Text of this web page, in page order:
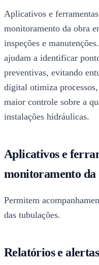
Aplicativos e
monitoramento da obra
inspeções e
ajudam a identificar
preventivas, evitando
digital otimiza
maior controle sobre a
instalações hidráulicas.
Aplicativos e
monitoramento da
Permitem
das tubulações.
Relatórios e